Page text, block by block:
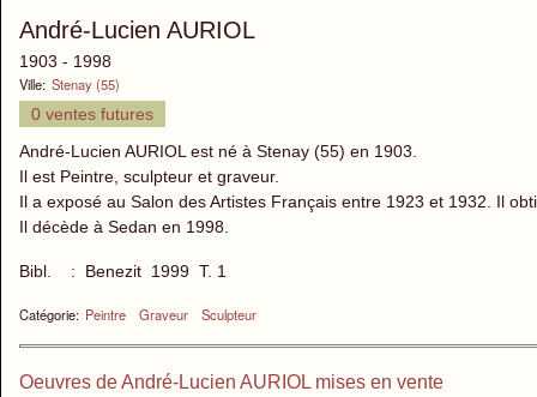
André-Lucien AURIOL
1903 - 1998
Ville: Stenay (55)
0 ventes futures
André-Lucien AURIOL est né à Stenay (55) en 1903.
Il est Peintre, sculpteur et graveur.
Il a exposé au Salon des Artistes Français entre 1923 et 1932. Il
Il décède à Sedan en 1998.
Bibl. : Benezit 1999 T. 1
Catégorie: Peintre Graveur Sculpteur
Oeuvres de André-Lucien AURIOL mises en vente